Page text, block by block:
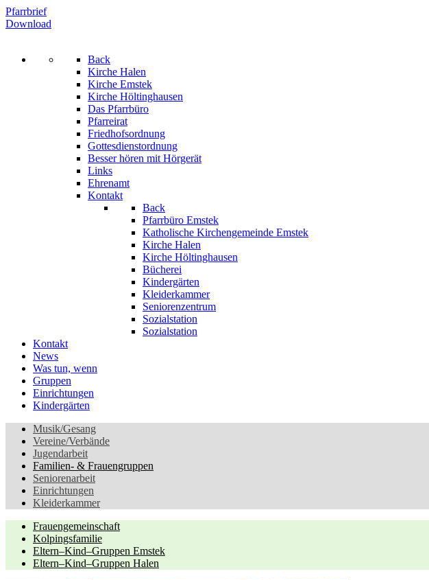
Pfarrbrief
Download
Back
Kirche Halen
Kirche Emstek
Kirche Höltinghausen
Das Pfarrbüro
Pfarreirat
Friedhofsordnung
Gottesdienstordnung
Besser hören mit Hörgerät
Links
Ehrenamt
Kontakt
Back
Pfarrbüro Emstek
Katholische Kirchengemeinde Emstek
Kirche Halen
Kirche Höltinghausen
Bücherei
Kindergärten
Kleiderkammer
Seniorenzentrum
Sozialstation
Sozialstation
Kontakt
News
Was tun, wenn
Gruppen
Einrichtungen
Kindergärten
Musik/Gesang
Vereine/Verbände
Jugendarbeit
Familien- & Frauengruppen
Seniorenarbeit
Einrichtungen
Kleiderkammer
Frauengemeinschaft
Kolpingsfamilie
Eltern–Kind–Gruppen Emstek
Eltern–Kind–Gruppen Halen